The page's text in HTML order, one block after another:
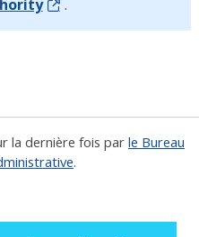
.
la dernière fois par le Bureau
.